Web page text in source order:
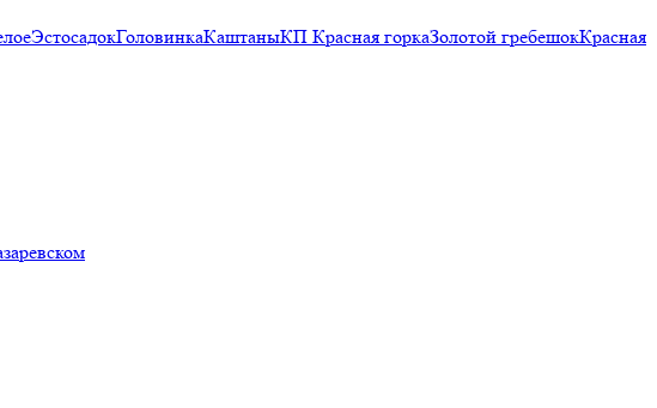
ЭстосадокГоловинкаКаштаныКП Красная горкаЗолотой гребешокКрасная